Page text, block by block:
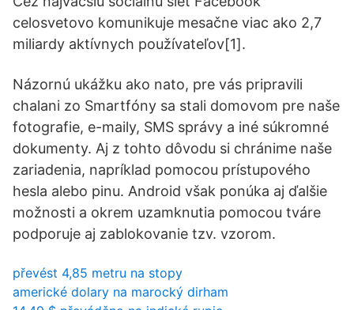
celosvetovo komunikuje mesačne viac ako 2,7
miliardy aktívnych používateľov[1].
Názornú ukážku ako nato, pre vás pripravili
chalani zo Smartfóny sa stali domovom pre naše
fotografie, e-maily, SMS správy a iné súkromné
dokumenty. Aj z tohto dôvodu si chránime naše
zariadenia, napríklad pomocou prístupového
hesla alebo pinu. Android však ponúka aj ďalšie
možnosti a okrem uzamknutia pomocou tváre
podporuje aj zablokovanie tzv. vzorom.
převést 4,85 metru na stopy
americké dolary na marocký dirham